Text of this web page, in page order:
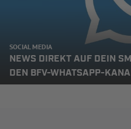
SOCIAL MEDIA
NEWS DIREKT AUF DEIN
DEN BFV-WHATSAPP-